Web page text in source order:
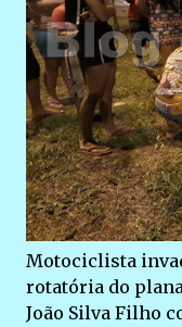
Motociclista
rotatória do
João Silva Filho